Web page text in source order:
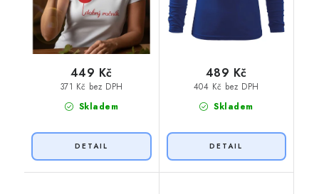
Skladem
371 Kč bez DPH
449 Kč
Skladem
404 Kč bez DPH
489 Kč